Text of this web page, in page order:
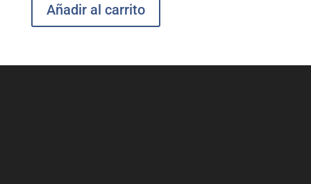
Añadir al carrito